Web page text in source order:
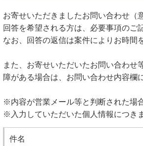
お寄せいただきましたお問い合わせ（
回答を希望される方は、必要事項のご
なお、回答の返信は案件によりお時間
また、お寄せいただいたお問い合わ
障がある場合は、お問い合わせ内容欄
※内容が営業メール等と判断された場
※入力していただいた個人情報につき
件名